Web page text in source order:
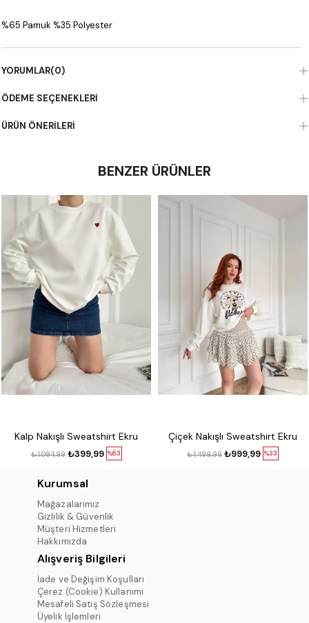
%65 Pamuk %35 Polyester
YORUMLAR(0)
ÖDEME SEÇENEKLERI
ÜRÜN ÖNERILERI
BENZER ÜRÜNLER
Kalp Nakışlı Sweatshirt Ekru
%63
₺399,99
₺1.094,99
Çiçek Nakışlı Sweatshirt Ekru
%33
₺999,99
₺1.499,99
Kurumsal
Mağazalarımız
Gizlilik & Güvenlik
Müşteri Hizmetleri
Hakkımızda
Alışveriş Bilgileri
İade ve Değişim Koşulları
Çerez (Cookie) Kullanımı
Mesafeli Satış Sözleşmesi
Üyelik İşlemleri